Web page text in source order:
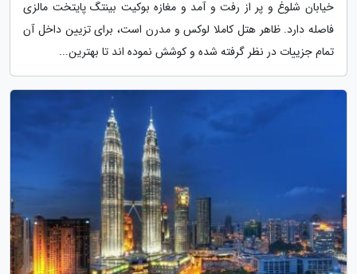
خیابان شلوغ و پر از رفت و آمد و مغازه بوکیت بینتگ پایتخت مالزی
فاصله دارد. ظاهر هتل کاملا لوکس و مدرن است، برای تزیین داخل آن
تمام جزییات در نظر گرفته شده و کوشش نموده اند تا بهترین...